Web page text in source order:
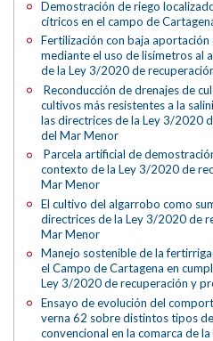
Demostración de riego
cítricos en el campo de
Fertilización con baja
mediante el uso de lisímetros al
de la Ley 3/2020 de
Reconducción de drenajes de
cultivos más resistentes a la
las directrices de la Ley 3/2020
del Mar Menor
Parcela artificial de
contexto de la Ley 3/2020 de
Mar Menor
El cultivo del algarrobo como
directrices de la Ley 3/2020 de
Mar Menor
Manejo sostenible de la
el Campo de Cartagena en
Ley 3/2020 de recuperación y
Ensayo de evolución del
verna 62 sobre distintos tipos
convencional en la comarca de